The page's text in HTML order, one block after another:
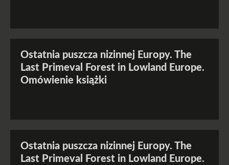
Ostatnia puszcza nizinnej Europy. The
Last Primeval Forest in Lowland Europe.
Omówienie książki
Ostatnia puszcza nizinnej Europy. The
Last Primeval Forest in Lowland Europe.